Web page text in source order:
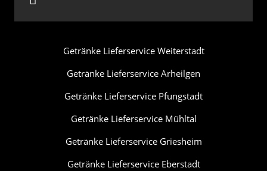
Getränke Lieferservice Weiterstadt
Getränke Lieferservice Arheilgen
Getränke Lieferservice Pfungstadt
Getränke Lieferservice Mühltal
Getränke Lieferservice Griesheim
Getränke Lieferservice Eberstadt